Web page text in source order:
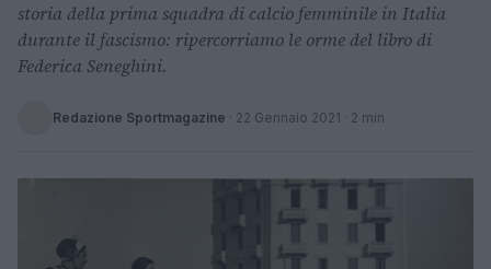
storia della prima squadra di calcio femminile in Italia
durante il fascismo: ripercorriamo le orme del libro di
Federica Seneghini.
Redazione Sportmagazine · 22 Gennaio 2021 · 2 min